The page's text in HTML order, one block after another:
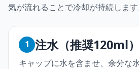
気が流れることで冷却が持続します
1 注水（推奨120ml）
キャップに水を含ませ、余分な